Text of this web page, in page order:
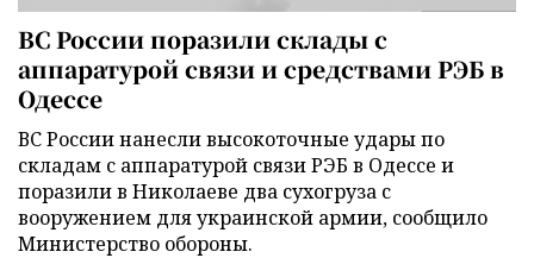
ВС России поразили склады с
аппаратурой связи и средствами РЭБ в
Одессе
ВС России нанесли высокоточные удары по
складам с аппаратурой связи РЭБ в Одессе и
поразили в Николаеве два сухогруза с
вооружением для украинской армии, сообщило
Министерство обороны.